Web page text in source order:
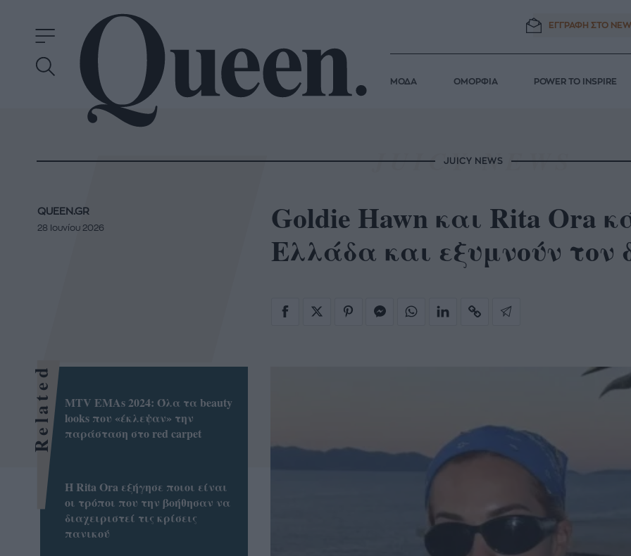
ΕΓΓΡΑΦΗ ΣΤΟ
ΜΟΔΑ ΟΜΟΡΦΙΑ POWER TO INSPIRE
JUICY NEWS
Goldie Hawn και Rita Ora
Ελλάδα και εξυμνούν τον
QUEEN.GR
28 Ιουνίου 2026
Related
MTV EMAs 2024: Όλα τα beauty
looks που «έκλεψαν» την
παράσταση στο red carpet
Η Rita Ora εξήγησε ποιοι είναι
οι τρόποι που την βοήθησαν να
διαχειριστεί τις κρίσεις
πανικού